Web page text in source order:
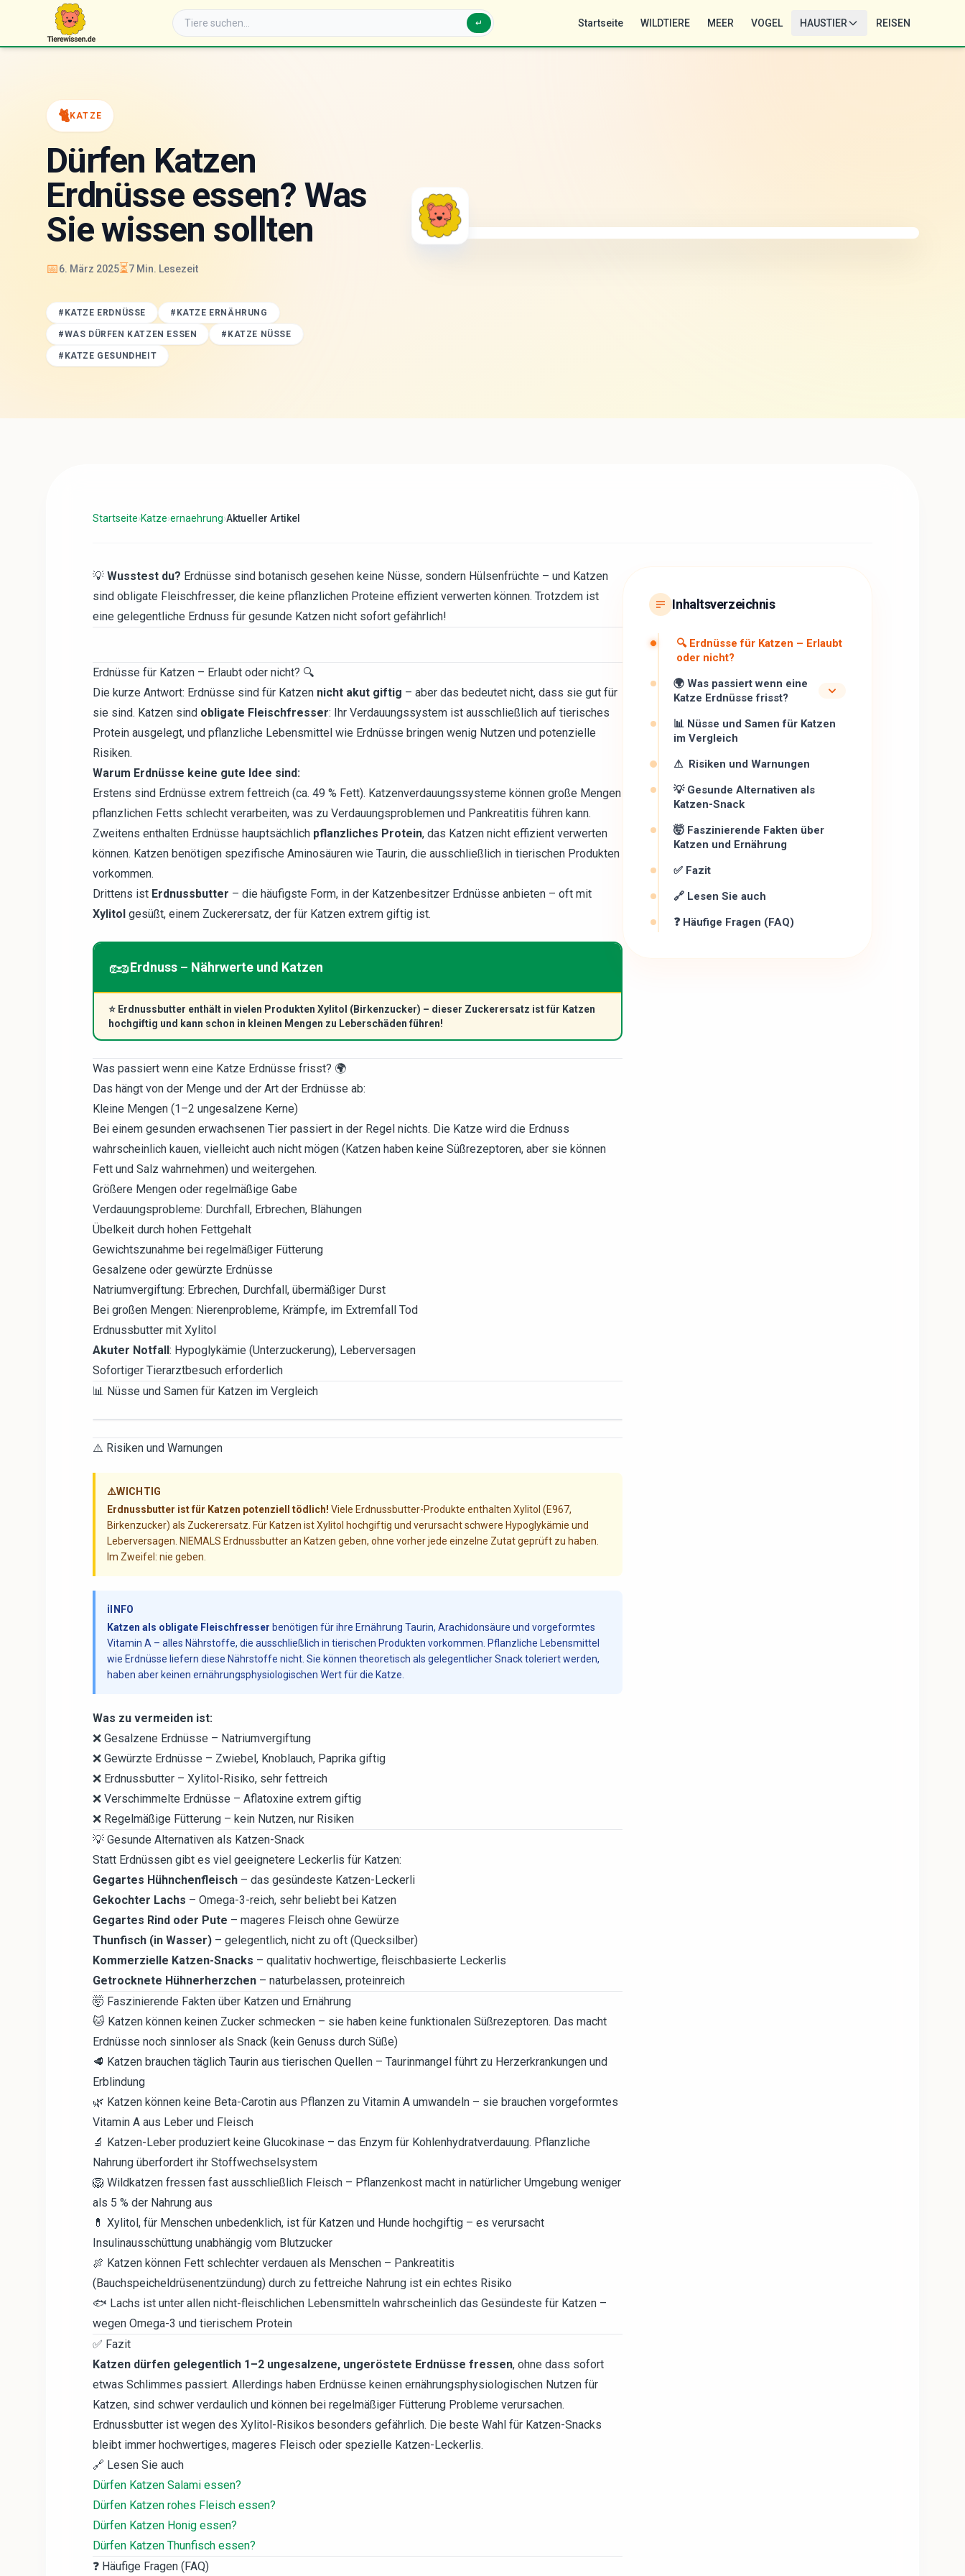
↵ Startseite WILDTIERE MEER VOGEL HAUSTIER REISEN
🐈KATZE
Dürfen Katzen
Erdnüsse essen? Was
Sie wissen sollten
📅6. März 2025⏳7 Min. Lesezeit
# KATZE ERDNÜSSE # KATZE ERNÄHRUNG
#WAS DÜRFEN KATZEN ESSEN # KATZE NÜSSE
# KATZE GESUNDHEIT
Startseite›Katze›ernaehrung›Aktueller Artikel
💡 Wusstest du? Erdnüsse sind botanisch gesehen keine Nüsse, sondern Hülsenfrüchte – und Katzen
sind obligate Fleischfresser, die keine pflanzlichen Proteine effizient verwerten können. Trotzdem ist
eine gelegentliche Erdnuss für gesunde Katzen nicht sofort gefährlich!
Erdnüsse für Katzen – Erlaubt oder nicht? 🔍
Die kurze Antwort: Erdnüsse sind für Katzen nicht akut giftig – aber das bedeutet nicht, dass sie gut für
sie sind. Katzen sind obligate Fleischfresser: Ihr Verdauungssystem ist ausschließlich auf tierisches
Protein ausgelegt, und pflanzliche Lebensmittel wie Erdnüsse bringen wenig Nutzen und potenzielle
Risiken.
Warum Erdnüsse keine gute Idee sind:
Erstens sind Erdnüsse extrem fettreich (ca. 49 % Fett). Katzenverdauungssysteme können große Mengen
pflanzlichen Fetts schlecht verarbeiten, was zu Verdauungsproblemen und Pankreatitis führen kann.
Zweitens enthalten Erdnüsse hauptsächlich pflanzliches Protein, das Katzen nicht effizient verwerten
können. Katzen benötigen spezifische Aminosäuren wie Taurin, die ausschließlich in tierischen Produkten
vorkommen.
Drittens ist Erdnussbutter – die häufigste Form, in der Katzenbesitzer Erdnüsse anbieten – oft mit
Xylitol gesüßt, einem Zuckerersatz, der für Katzen extrem giftig ist.
🥜Erdnuss – Nährwerte und Katzen
⭐ Erdnussbutter enthält in vielen Produkten Xylitol (Birkenzucker) – dieser Zuckerersatz ist für Katzen
hochgiftig und kann schon in kleinen Mengen zu Leberschäden führen!
Was passiert wenn eine Katze Erdnüsse frisst? 🌍
Das hängt von der Menge und der Art der Erdnüsse ab:
Kleine Mengen (1–2 ungesalzene Kerne)
Bei einem gesunden erwachsenen Tier passiert in der Regel nichts. Die Katze wird die Erdnuss
wahrscheinlich kauen, vielleicht auch nicht mögen (Katzen haben keine Süßrezeptoren, aber sie können
Fett und Salz wahrnehmen) und weitergehen.
Größere Mengen oder regelmäßige Gabe
Verdauungsprobleme: Durchfall, Erbrechen, Blähungen
Übelkeit durch hohen Fettgehalt
Gewichtszunahme bei regelmäßiger Fütterung
Gesalzene oder gewürzte Erdnüsse
Natriumvergiftung: Erbrechen, Durchfall, übermäßiger Durst
Bei großen Mengen: Nierenprobleme, Krämpfe, im Extremfall Tod
Erdnussbutter mit Xylitol
Akuter Notfall: Hypoglykämie (Unterzuckerung), Leberversagen
Sofortiger Tierarztbesuch erforderlich
📊 Nüsse und Samen für Katzen im Vergleich
⚠️ Risiken und Warnungen
⚠️WICHTIG
Erdnussbutter ist für Katzen potenziell tödlich! Viele Erdnussbutter-Produkte enthalten Xylitol (E967,
Birkenzucker) als Zuckerersatz. Für Katzen ist Xylitol hochgiftig und verursacht schwere Hypoglykämie und
Leberversagen. NIEMALS Erdnussbutter an Katzen geben, ohne vorher jede einzelne Zutat geprüft zu haben.
Im Zweifel: nie geben.
ℹ️ INFO
Katzen als obligate Fleischfresser benötigen für ihre Ernährung Taurin, Arachidonsäure und vorgeformtes
Vitamin A – alles Nährstoffe, die ausschließlich in tierischen Produkten vorkommen. Pflanzliche Lebensmittel
wie Erdnüsse liefern diese Nährstoffe nicht. Sie können theoretisch als gelegentlicher Snack toleriert werden,
haben aber keinen ernährungsphysiologischen Wert für die Katze.
Was zu vermeiden ist:
❌ Gesalzene Erdnüsse – Natriumvergiftung
❌ Gewürzte Erdnüsse – Zwiebel, Knoblauch, Paprika giftig
❌ Erdnussbutter – Xylitol-Risiko, sehr fettreich
❌ Verschimmelte Erdnüsse – Aflatoxine extrem giftig
❌ Regelmäßige Fütterung – kein Nutzen, nur Risiken
💡 Gesunde Alternativen als Katzen-Snack
Statt Erdnüssen gibt es viel geeignetere Leckerlis für Katzen:
Gegartes Hühnchenfleisch – das gesündeste Katzen-Leckerli
Gekochter Lachs – Omega-3-reich, sehr beliebt bei Katzen
Gegartes Rind oder Pute – mageres Fleisch ohne Gewürze
Thunfisch (in Wasser) – gelegentlich, nicht zu oft (Quecksilber)
Kommerzielle Katzen-Snacks – qualitativ hochwertige, fleischbasierte Leckerlis
Getrocknete Hühnerherzchen – naturbelassen, proteinreich
🤯 Faszinierende Fakten über Katzen und Ernährung
🐱 Katzen können keinen Zucker schmecken – sie haben keine funktionalen Süßrezeptoren. Das macht
Erdnüsse noch sinnloser als Snack (kein Genuss durch Süße)
🥩 Katzen brauchen täglich Taurin aus tierischen Quellen – Taurinmangel führt zu Herzerkrankungen und
Erblindung
🌿 Katzen können keine Beta-Carotin aus Pflanzen zu Vitamin A umwandeln – sie brauchen vorgeformtes
Vitamin A aus Leber und Fleisch
🔬 Katzen-Leber produziert keine Glucokinase – das Enzym für Kohlenhydratverdauung. Pflanzliche
Nahrung überfordert ihr Stoffwechselsystem
🦁 Wildkatzen fressen fast ausschließlich Fleisch – Pflanzenkost macht in natürlicher Umgebung weniger
als 5 % der Nahrung aus
💊 Xylitol, für Menschen unbedenklich, ist für Katzen und Hunde hochgiftig – es verursacht
Insulinausschüttung unabhängig vom Blutzucker
🍖 Katzen können Fett schlechter verdauen als Menschen – Pankreatitis
(Bauchspeicheldrüsenentzündung) durch zu fettreiche Nahrung ist ein echtes Risiko
🐟 Lachs ist unter allen nicht-fleischlichen Lebensmitteln wahrscheinlich das Gesündeste für Katzen –
wegen Omega-3 und tierischem Protein
✅ Fazit
Katzen dürfen gelegentlich 1–2 ungesalzene, ungeröstete Erdnüsse fressen, ohne dass sofort
etwas Schlimmes passiert. Allerdings haben Erdnüsse keinen ernährungsphysiologischen Nutzen für
Katzen, sind schwer verdaulich und können bei regelmäßiger Fütterung Probleme verursachen.
Erdnussbutter ist wegen des Xylitol-Risikos besonders gefährlich. Die beste Wahl für Katzen-Snacks
bleibt immer hochwertiges, mageres Fleisch oder spezielle Katzen-Leckerlis.
🔗 Lesen Sie auch
Dürfen Katzen Salami essen?
Dürfen Katzen rohes Fleisch essen?
Dürfen Katzen Honig essen?
Dürfen Katzen Thunfisch essen?
❓ Häufige Fragen (FAQ)
Inhaltsverzeichnis
🔍 Erdnüsse für Katzen – Erlaubt
oder nicht?
🌍 Was passiert wenn eine
Katze Erdnüsse frisst?
📊 Nüsse und Samen für Katzen
im Vergleich
⚠ ️ Risiken und Warnungen
💡 Gesunde Alternativen als
Katzen-Snack
🤯 Faszinierende Fakten über
Katzen und Ernährung
✅ Fazit
🔗 Lesen Sie auch
❓ Häufige Fragen (FAQ)